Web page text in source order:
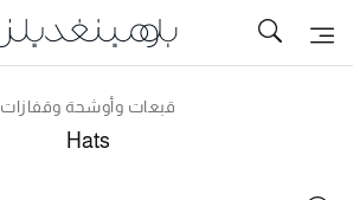
تخفيضات
قبعات وأوشحة وقفازات
Hats